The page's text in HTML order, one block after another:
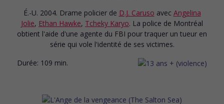
É.-U. 2004. Drame policier de D.J. Caruso avec Angelina
Jolie, Ethan Hawke, Tcheky Karyo. La police de Montréal
obtient l'aide d'une agente du FBI pour traquer un tueur en
série qui vole l'identité de ses victimes.
Durée: 109 min.